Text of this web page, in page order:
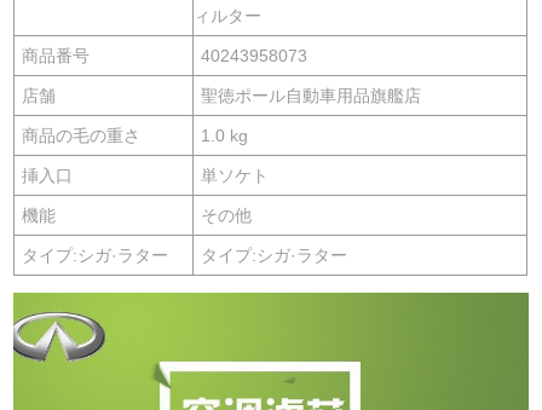
ィルター
商品番号 40243958073
店舗 聖徳ポール自動車用品旗艦店
商品の毛の重さ 1.0 kg
挿入口 単ソケト
機能 その他
タイプ:シガ·ラター タイプ:シガ·ラター